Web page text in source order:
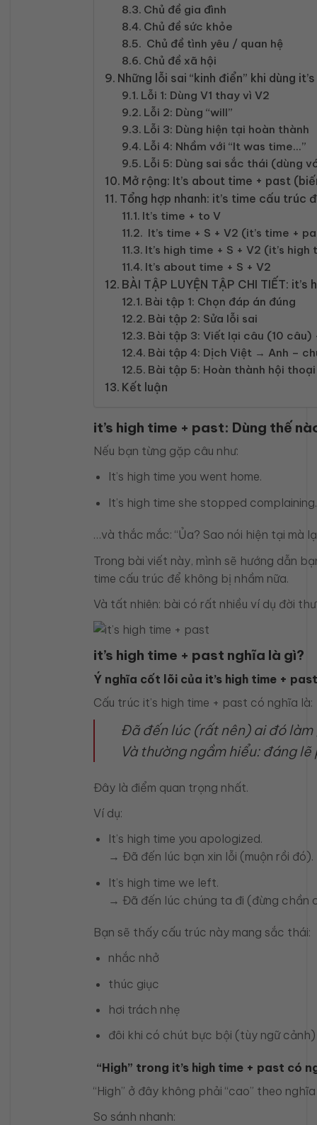
Chủ đề gia đình
Chủ đề sức khỏe
Chủ đề tình yêu / quan hệ
Chủ đề xã hội
Những lỗi sai “kinh điển” khi dùng
Lỗi 1: Dùng V1 thay vì V2
Lỗi 2: Dùng “will”
Lỗi 3: Dùng hiện tại hoàn thành
Lỗi 4: Nhầm với “It was time…”
Lỗi 5: Dùng sai sắc thái (dùng
Mở rộng: It’s about time + past
Tổng hợp nhanh: it’s time cấu trúc
It’s time + to V
It’s time + S + V2 (it’s time +
It’s high time + S + V2 (it’s
It’s about time + S + V2
BÀI TẬP LUYỆN TẬP CHI TIẾT:
Bài tập 1: Chọn đáp án đúng
Bài tập 2: Sửa lỗi sai
Bài tập 3: Viết lại câu (10 câu)
Bài tập 4: Dịch Việt → Anh –
Bài tập 5: Hoàn thành hội
Kết luận
it’s high time + past: Dùng thế
Nếu bạn từng gặp câu như:
It’s high time you went home.
It’s high time she stopped complaining.
…và thắc mắc: “Ủa? Sao nói hiện tại mà
Trong bài viết này, mình sẽ hướng dẫn
time cấu trúc để không bị nhầm nữa.
Và tất nhiên: bài có rất nhiều ví dụ đời
it’s high time + past nghĩa là gì?
Ý nghĩa cốt lõi của it’s high time + past
Cấu trúc it’s high time + past có nghĩa là:
Đã đến lúc (rất nên) ai đó làm
Và thường ngầm hiểu: đáng
Đây là điểm quan trọng nhất.
Ví dụ:
It’s high time you apologized.
→ Đã đến lúc bạn xin lỗi (muộn rồi đó).
It’s high time we left.
→ Đã đến lúc chúng ta đi (đừng chần
Bạn sẽ thấy cấu trúc này mang sắc thái:
nhắc nhở
thúc giục
hơi trách nhẹ
đôi khi có chút bực bội (tùy ngữ cảnh)
“High” trong it’s high time + past có
“High” ở đây không phải “cao” theo
So sánh nhanh: